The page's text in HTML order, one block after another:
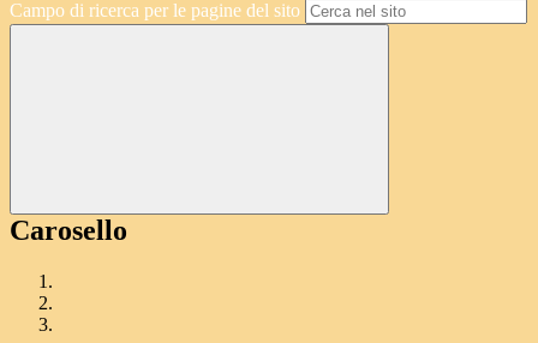
Campo di ricerca per le pagine del sito
Carosello